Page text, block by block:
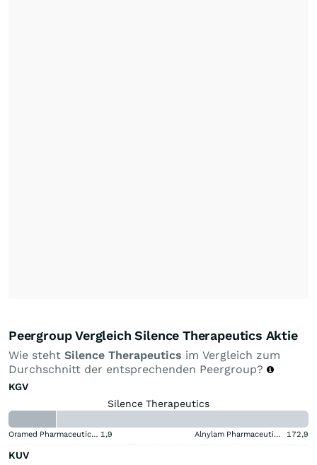
Peergroup Vergleich Silence Therapeutics Aktie
Wie steht Silence Therapeutics im Vergleich zum
Durchschnitt der entsprechenden Peergroup?
KGV
Silence Therapeutics
Oramed Pharmaceuticals 1,9 Alnylam Pharmaceuticals 172,9
KUV